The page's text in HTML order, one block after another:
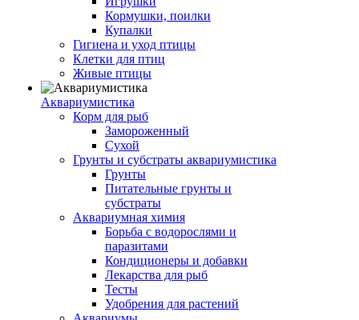
Кормушки, поилки
Купалки
Гигиена и уход птицы
Клетки для птиц
Живые птицы
Аквариумистика
Корм для рыб
Замороженный
Сухой
Грунты и субстраты аквариумистика
Грунты
Питательные грунты и
субстраты
Аквариумная химия
Борьба с водорослями и
паразитами
Кондиционеры и добавки
Лекарства для рыб
Тесты
Удобрения для растений